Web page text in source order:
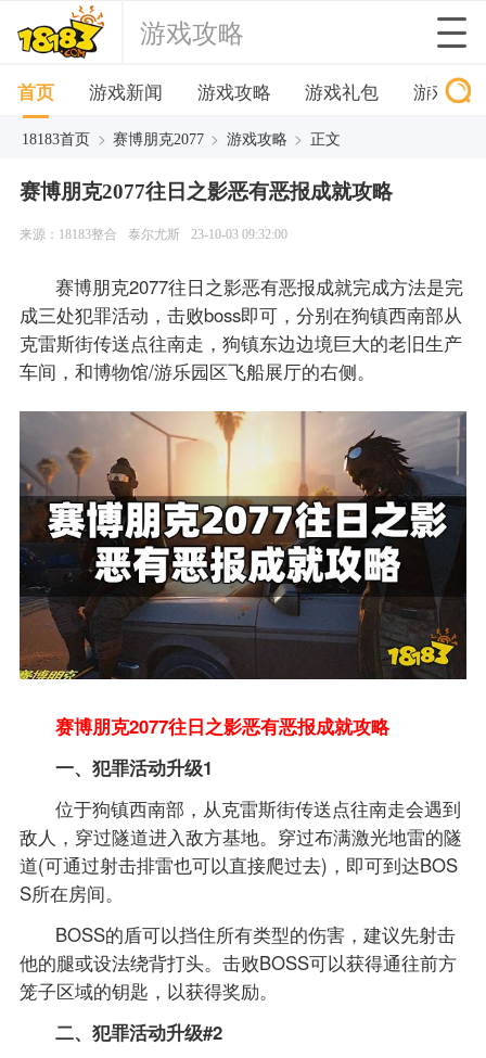
游戏攻略
首页 游戏新闻 游戏攻略 游戏礼包 游戏下
18183首页 > 赛博朋克2077 > 游戏攻略 > 正文
赛博朋克2077往日之影恶有恶报成就攻略
来源：18183整合 泰尔尤斯 23-10-03 09:32:00
赛博朋克2077往日之影恶有恶报成就完成方法是完
成三处犯罪活动，击败boss即可，分别在狗镇西南部从
克雷斯街传送点往南走，狗镇东边边境巨大的老旧生产
车间，和博物馆/游乐园区飞船展厅的右侧。
赛博朋克2077往日之影恶有恶报成就攻略
一、犯罪活动升级1
位于狗镇西南部，从克雷斯街传送点往南走会遇到
敌人，穿过隧道进入敌方基地。穿过布满激光地雷的隧
道(可通过射击排雷也可以直接爬过去)，即可到达BOS
S所在房间。
BOSS的盾可以挡住所有类型的伤害，建议先射击
他的腿或设法绕背打头。击败BOSS可以获得通往前方
笼子区域的钥匙，以获得奖励。
二、犯罪活动升级#2